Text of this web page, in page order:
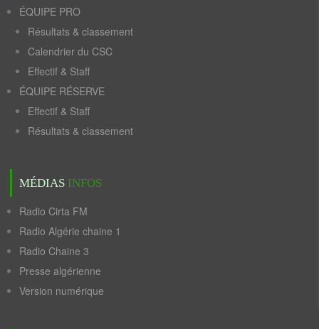
ÉQUIPE PRO
Résultats & classement
Calendrier du CSC
Effectif & Staff
ÉQUIPE RÉSERVE
Effectif & Staff
Résultats & classement
MÉDIAS INFOS
Radio Cirta FM
Radio Algérie chaine 1
Radio Chaine 3
Presse algérienne
Version numérique